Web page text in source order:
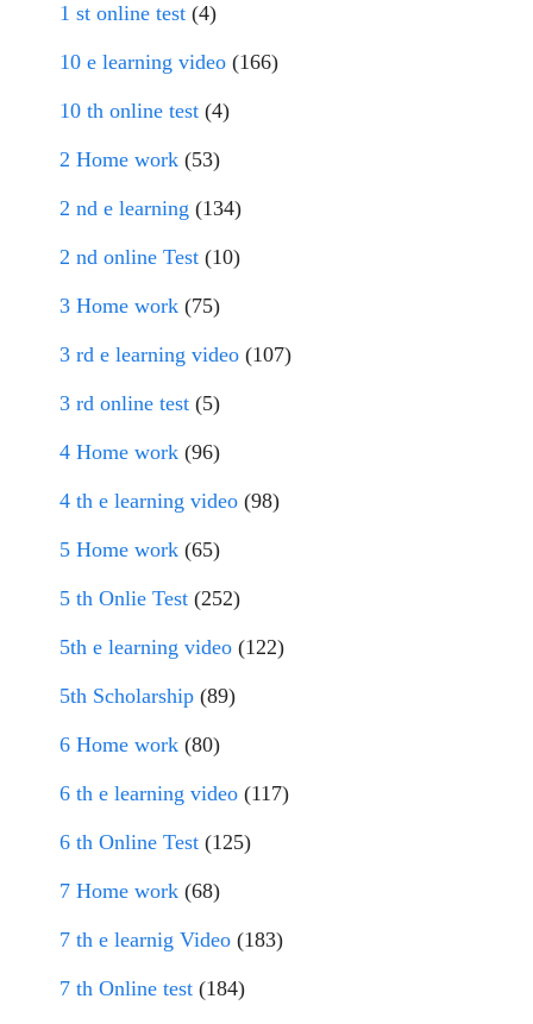
1 st online test (4)
10 e learning video (166)
10 th online test (4)
2 Home work (53)
2 nd e learning (134)
2 nd online Test (10)
3 Home work (75)
3 rd e learning video (107)
3 rd online test (5)
4 Home work (96)
4 th e learning video (98)
5 Home work (65)
5 th Onlie Test (252)
5th e learning video (122)
5th Scholarship (89)
6 Home work (80)
6 th e learning video (117)
6 th Online Test (125)
7 Home work (68)
7 th e learnig Video (183)
7 th Online test (184)